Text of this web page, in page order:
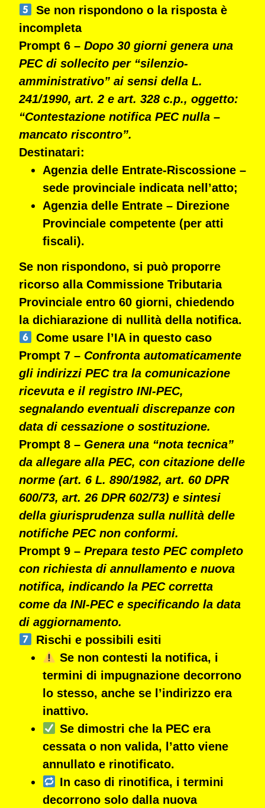
Se non rispondono o la risposta è
incompleta
Prompt 6 – Dopo 30 giorni genera una
PEC di sollecito per “silenzio-
amministrativo” ai sensi della L.
241/1990, art. 2 e art. 328 c.p., oggetto:
“Contestazione notifica PEC nulla –
mancato riscontro”.
Destinatari:
Agenzia delle Entrate-Riscossione –
sede provinciale indicata nell’atto;
Agenzia delle Entrate – Direzione
Provinciale competente (per atti
fiscali).
Se non rispondono, si può proporre
ricorso alla Commissione Tributaria
Provinciale entro 60 giorni, chiedendo
la dichiarazione di nullità della notifica.
Come usare l’IA in questo caso
Prompt 7 – Confronta automaticamente
gli indirizzi PEC tra la comunicazione
ricevuta e il registro INI-PEC,
segnalando eventuali discrepanze con
data di cessazione o sostituzione.
Prompt 8 – Genera una “nota tecnica”
da allegare alla PEC, con citazione delle
norme (art. 6 L. 890/1982, art. 60 DPR
600/73, art. 26 DPR 602/73) e sintesi
della giurisprudenza sulla nullità delle
notifiche PEC non conformi.
Prompt 9 – Prepara testo PEC completo
con richiesta di annullamento e nuova
notifica, indicando la PEC corretta
come da INI-PEC e specificando la data
di aggiornamento.
Rischi e possibili esiti
Se non contesti la notifica, i
termini di impugnazione decorrono
lo stesso, anche se l’indirizzo era
inattivo.
Se dimostri che la PEC era
cessata o non valida, l’atto viene
annullato e rinotificato.
In caso di rinotifica, i termini
decorrono solo dalla nuova